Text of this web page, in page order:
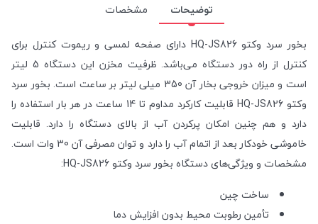
توضیحات
مشخصات
بخور سرد وکتو HQ-JS826 دارای صفحه لمسی و ریموت کنترل برای
کنترل از راه دور دستگاه می‌باشد. ظرفیت مخزن این دستگاه 5 لیتر
است و میزان خروجی بخار آن 350 میلی لیتر بر ساعت است. بخور سرد
وکتو HQ-JS826 قابلیت کارکرد مداوم تا 14 ساعت در هر بار استفاده را
دارد و هم چنین امکان پرکردن آب از بالای دستگاه را دارد. قابلیت
خاموشی خودکار بعد از اتمام آب را دارد و توان مصرفی آن 30 وات است.
مشخصات و ویژگی‌های دستگاه بخور سرد وکتو HQ-JS826:
ساخت چین
تأمین رطوبت محیط بدون افزایش دما